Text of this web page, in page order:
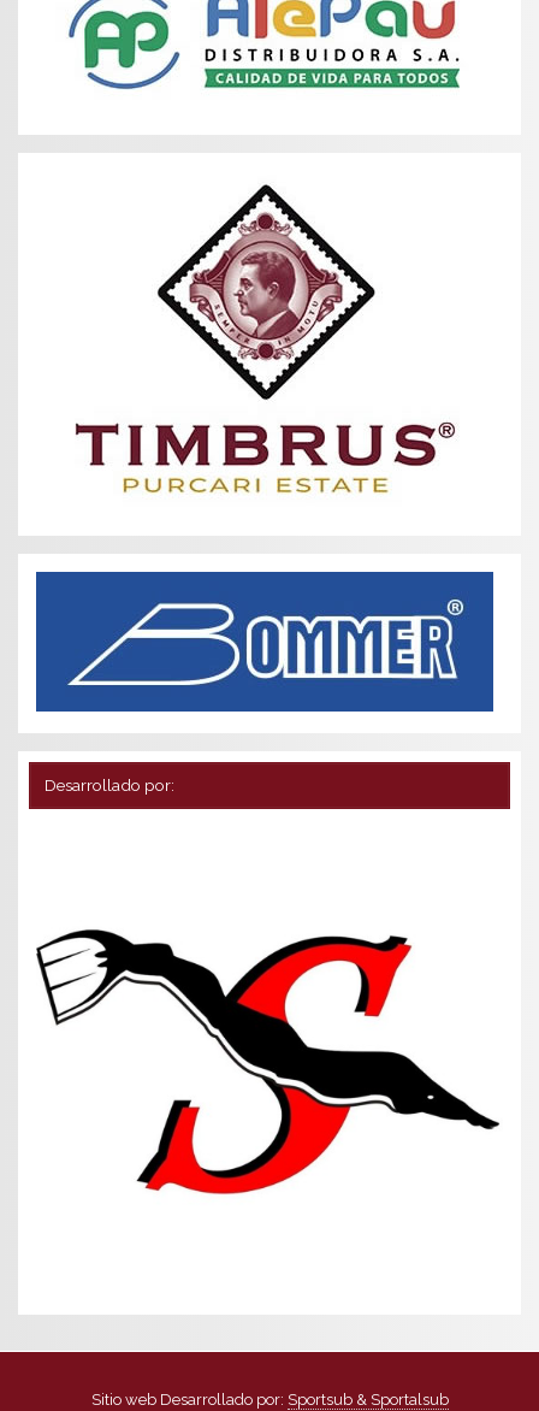
Desarrollado por:
Sitio web Desarrollado por: Sportsub & Sportalsub